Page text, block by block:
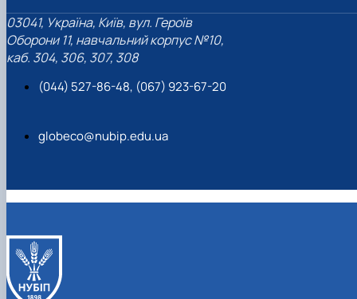
03041, Україна, Київ, вул. Героїв
Оборони 11, навчальний корпус №10,
каб. 304, 306, 307, 308
(044) 527-86-48, (067) 923-67-20
globeco@nubip.edu.ua